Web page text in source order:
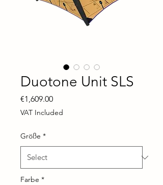
Duotone Unit SLS
€1,609.00Price
VAT Included
Größe *
Farbe *